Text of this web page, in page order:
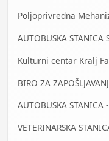
Poljoprivredna
AUTOBUSKA STANICA
Kulturni centar Kralj
BIRO ZA
AUTOBUSKA STANICA
VETERINARSKA